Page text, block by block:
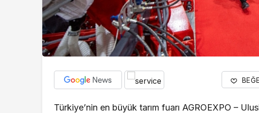
Türkiye’nin en büyük tarım fuarı AGROEXPO –